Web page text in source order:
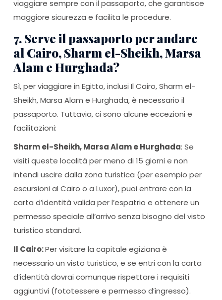
viaggiare sempre con il passaporto, che garantisce
maggiore sicurezza e facilita le procedure.
7. Serve il passaporto per andare
al Cairo, Sharm el-Sheikh, Marsa
Alam e Hurghada?
Sì, per viaggiare in Egitto, inclusi Il Cairo, Sharm el-
Sheikh, Marsa Alam e Hurghada, è necessario il
passaporto. Tuttavia, ci sono alcune eccezioni e
facilitazioni:
Sharm el-Sheikh, Marsa Alam e Hurghada: Se
visiti queste località per meno di 15 giorni e non
intendi uscire dalla zona turistica (per esempio per
escursioni al Cairo o a Luxor), puoi entrare con la
carta d’identità valida per l’espatrio e ottenere un
permesso speciale all’arrivo senza bisogno del visto
turistico standard.
Il Cairo:Per visitare la capitale egiziana è
necessario un visto turistico, e se entri con la carta
d’identità dovrai comunque rispettare i requisiti
aggiuntivi (fototessere e permesso d’ingresso).